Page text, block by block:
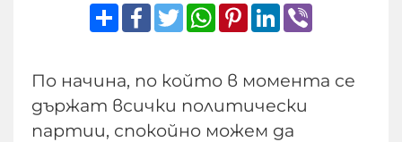
ShareFacebook
TwitterWhatsApp
Pinterest
LinkedIn
По начина, по който в момента се
държат всички политически
партии, спокойно можем да